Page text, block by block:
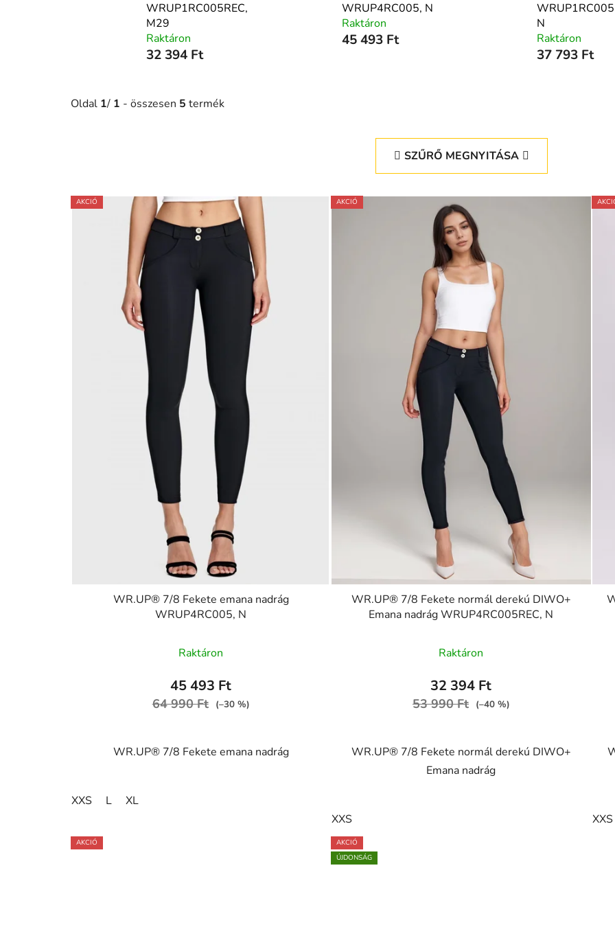
WRUP1RC005REC,
M29
Raktáron
32 394 Ft
WRUP4RC005, N
Raktáron
45 493 Ft
N
Raktáron
37 793 Ft
Oldal 1/ 1 - összesen 5 termék
SZŰRŐ MEGNYITÁSA
T
e
AKCIÓ
WR.UP® 7/8 Fekete emana nadrág
WRUP4RC005, N
Raktáron
45 493 Ft
64 990 Ft (–30 %)
WR.UP® 7/8 Fekete emana nadrág
XXS L XL
AKCIÓ
WR.UP® 7/8 Fekete normál derekú DIWO+
Emana nadrág WRUP4RC005REC, N
Raktáron
32 394 Ft
53 990 Ft (–40 %)
WR.UP® 7/8 Fekete normál derekú DIWO+
Emana nadrág
XXS XXS
AKCIÓ
AKCIÓ
ÚJDONSÁG